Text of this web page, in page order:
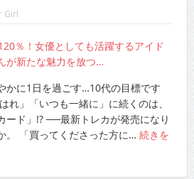
号
号
号
号
Girl
かに1日を過ごす…10代の目標です
れ」「いつも一緒に」に続くのは、
ド」!? ──最新トレカが発売になり
。 「買ってくださった方に… 続きを